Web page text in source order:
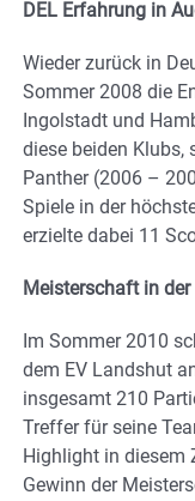
DEL Erfahrung in
Wieder zurück in
Sommer 2008 die
Ingolstadt und
diese beiden Klubs,
Panther (2006 –
Spiele in der
erzielte dabei 11
Meisterschaft in
Im Sommer 2010
dem EV Landshut
insgesamt 210
Treffer für seine
Highlight in diesem
Gewinn der